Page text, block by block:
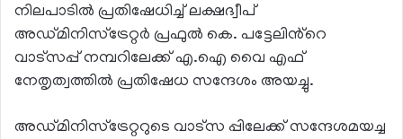
നിലപാടിൽ പ്രതിഷേധിച്ച് ലക്ഷദ്വീപ്
അഡ്മിനിസ്ട്രേറ്റർ പ്രഫുൽ കെ. പട്ടേലിൻ്റെ
വാട്സപ്പ് നമ്പറിലേക്ക് എ.ഐ വൈ എഫ്
നേതൃത്വത്തിൽ പ്രതിഷേധ സന്ദേശം അയച്ചു.
അഡ്മിനിസ്ട്രേറ്ററുടെ വാട്സ പ്പിലേക്ക് സന്ദേശമയച്ച